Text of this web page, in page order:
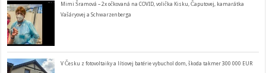
Mimi Šramová – 2x očkovaná na COVID, volička Kisku, Čaputovej, kamarátka
Vašáryovej a Schwarzenberga
V Česku z fotovoltaiky a lítiovej batérie vybuchol dom, škoda takmer 300 000 EUR